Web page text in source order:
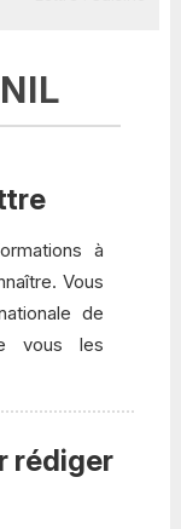
à
Vous
de
vous les
rédiger